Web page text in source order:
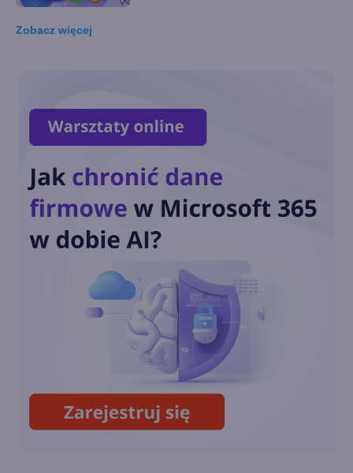
Blender i inne aplikacje
Windows z ulepszeniami na
Snapdragon X Series
Microsoft dodaje nowe
wyszukiwanie plików w
OneDrive
Windows App ogólnodostępna
na wszystkich głównych
platformach
Zobacz więcej